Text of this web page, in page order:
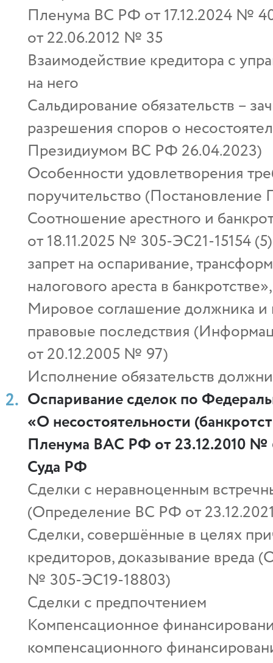
Пленума ВС РФ от 17.12.2024 №
от 22.06.2012 № 35
Взаимодействие кредитора с
на него
Сальдирование обязательств –
разрешения споров о
Президиумом ВС РФ 26.04.2023)
Особенности удовлетворения
поручительство
Соотношение арестного и
от 18.11.2025 № 305‑ЭС21‑15154
запрет на оспаривание,
налогового ареста в
Мировое соглашение должника и
правовые последствия
от 20.12.2005 № 97)
Исполнение обязательств
Оспаривание сделок по
«О несостоятельности
Пленума ВАС РФ от 23.12.2010 №
Суда РФ
Сделки с неравноценным
(Определение ВС РФ от
Сделки, совершённые в целях
кредиторов, доказывание вреда
№ 305‑ЭС19‑18803)
Сделки с предпочтением
Компенсационное
компенсационного